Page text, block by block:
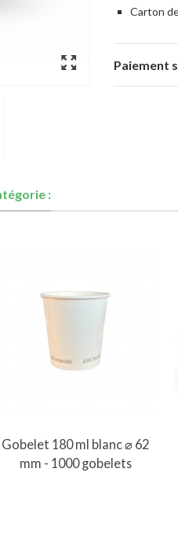
Carton
Paiement
:
Ajouter au panier
Gobelet 180 ml blanc ⌀ 62
mm - 1000 gobelets